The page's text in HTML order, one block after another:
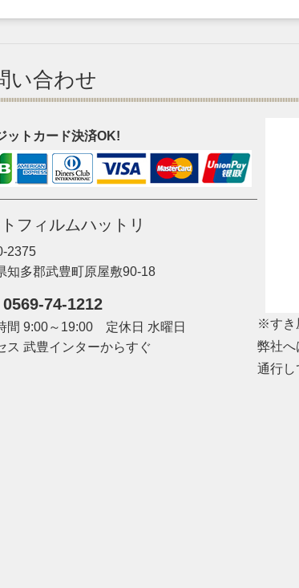
い合わせ
ットカード決済OK!
フィルムハットリ
2375
知多郡武豊町原屋敷90-18
74-1212
間 9:00～19:00 定休日 水曜日
ス 武豊インターからすぐ
※すき
弊社へ
通行し